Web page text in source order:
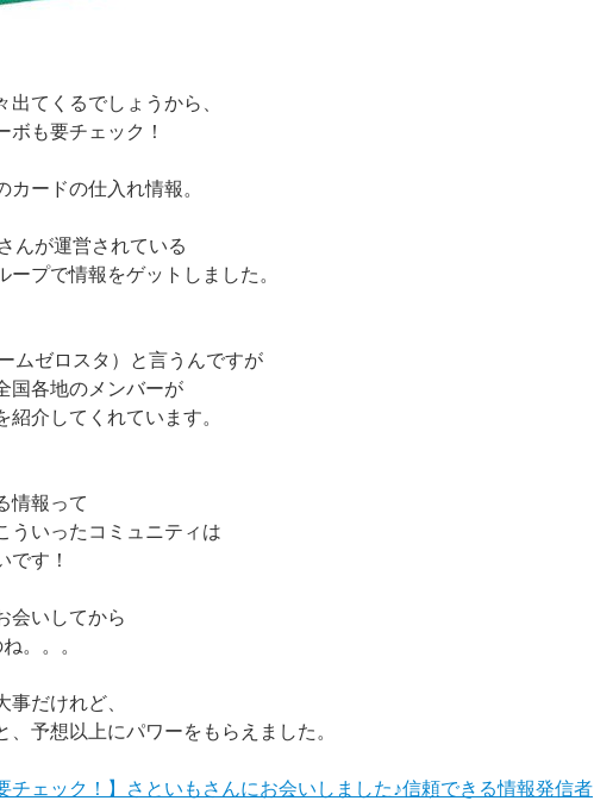
てくるでしょうから、
ボも要チェック！
ードの仕入れ情報。
んが運営されている
ープで情報をゲットしました。
ムゼロスタ）と言うんですが
国各地のメンバーが
介してくれています。
情報って
ういったコミュニティは
です！
会いしてから
。。。
事だけれど、
、予想以上にパワーをもらえました。
チェック！】さといもさんにお会いしました♪信頼できる情報発信者